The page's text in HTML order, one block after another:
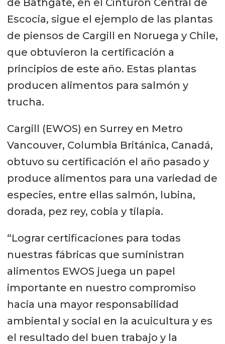
Escocia, sigue el ejemplo de las plantas
de piensos de Cargill en Noruega y Chile,
que obtuvieron la certificación a
principios de este año. Estas plantas
producen alimentos para salmón y
trucha.
Cargill (EWOS) en Surrey en Metro
Vancouver, Columbia Británica, Canadá,
obtuvo su certificación el año pasado y
produce alimentos para una variedad de
especies, entre ellas salmón, lubina,
dorada, pez rey, cobia y tilapia.
“Lograr certificaciones para todas
nuestras fábricas que suministran
alimentos EWOS juega un papel
importante en nuestro compromiso
hacia una mayor responsabilidad
ambiental y social en la acuicultura y es
el resultado del buen trabajo y la